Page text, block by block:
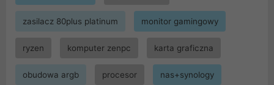
zasilacz 80plus platinum monitor gamingowy
ryzen komputer zenpc karta graficzna
obudowa argb procesor nas+synology